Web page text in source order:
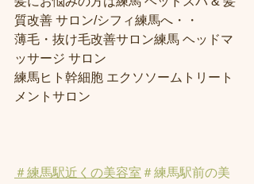
質改善 サロン/シフィ練馬へ・・
薄毛・抜け毛改善サロン練馬 ヘッドマ
ッサージ サロン
練馬ヒト幹細胞 エクソソームトリート
メントサロン
＃練馬駅近くの美容室 ＃練馬駅前の美